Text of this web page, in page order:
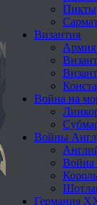
Пикты
Византия
Армия
Война на
Войны
Война
Германия